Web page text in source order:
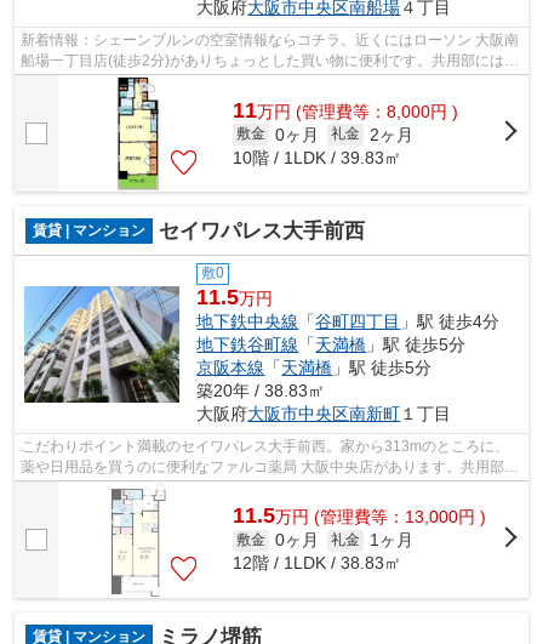
大阪府大阪市中央区南船場４丁目
新着情報：シェーンブルンの空室情報ならコチラ。近くにはローソン 大阪南
船場一丁目店(徒歩2分)がありちょっとした買い物に便利です。共用部には敷
地内ごみ置き場・エレベータなどが...
11万円 (管理費等：8,000円 )
敷金 0ヶ月 礼金
2ヶ月
10階 / 1LDK / 39.83㎡
賃貸 | マンション セイワパレス大手前西
敷0
11.5万円
地下鉄中央線 「谷町四丁目 」駅 徒歩4分
地下鉄谷町線 「天満橋 」駅 徒歩5分
京阪本線 「天満橋 」駅 徒歩5分
築20年 / 38.83㎡
大阪府大阪市中央区南新町 １丁目
こだわりポイント満載のセイワパレス大手前西。家から313mのところに、
薬や日用品を買うのに便利なファルコ薬局 大阪中央店があります。共用部に
はエレベータ・敷地内ごみ置き場など様...
11.5万円 (管理費等：13,000円 )
敷金 0ヶ月 礼金
1ヶ月
12階 / 1LDK / 38.83㎡
賃貸 | マンション ミラノ堺筋